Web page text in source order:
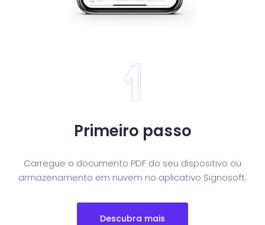
Primeiro passo
Carregue o documento PDF do seu dispositivo ou
armazenamento em nuvem no aplicativo Signosoft.
Descubra mais